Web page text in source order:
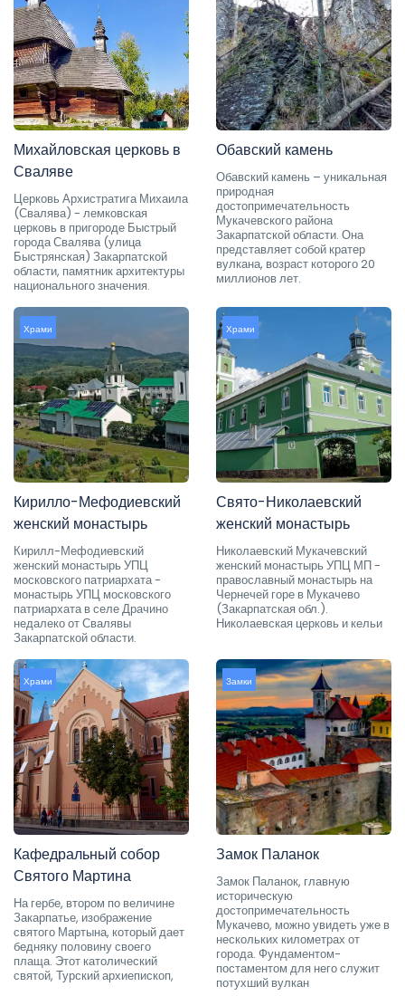
Михайловская церковь в
Сваляве
Церковь Архистратига Михаила
(Свалява) - лемковская
церковь в пригороде Быстрый
города Свалява (улица
Быстрянская) Закарпатской
области, памятник архитектуры
национального значения.
Обавский камень
Обавский камень – уникальная
природная
достопримечательность
Мукачевского района
Закарпатской области. Она
представляет собой кратер
вулкана, возраст которого 20
миллионов лет.
Храми
Кирилло-Мефодиевский
женский монастырь
Кирилл-Мефодиевский
женский монастырь УПЦ
московского патриархата -
монастырь УПЦ московского
патриархата в селе Драчино
недалеко от Свалявы
Закарпатской области.
Храми
Свято-Николаевский
женский монастырь
Николаевский Мукачевский
женский монастырь УПЦ МП -
православный монастырь на
Чернечей горе в Мукачево
(Закарпатская обл.).
Николаевская церковь и кельи
Храми
Кафедральный собор
Святого Мартина
На гербе, втором по величине
Закарпатье, изображение
святого Мартына, который дает
бедняку половину своего
плаща. Этот католический
святой, Турский архиепископ,
Замки
Замок Паланок
Замок Паланок, главную
историческую
достопримечательность
Мукачево, можно увидеть уже в
нескольких километрах от
города. Фундаментом-
постаментом для него служит
потухший вулкан